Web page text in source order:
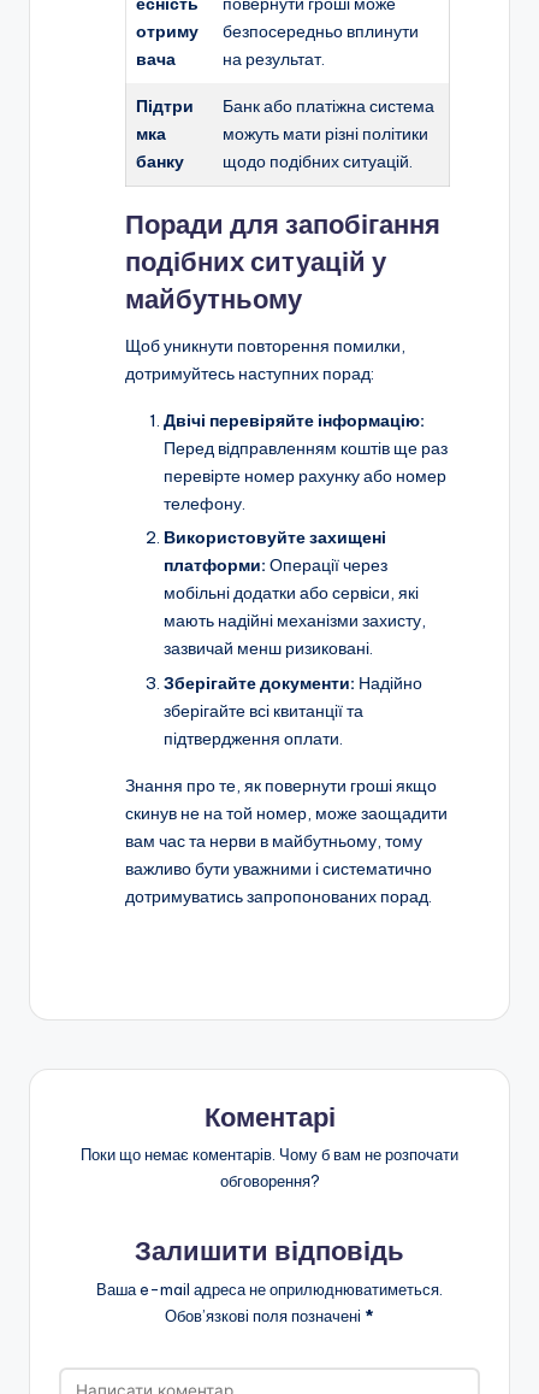
отриму
вача
безпосередньо вплинути
на результат.
Підтри
мка
банку
Банк або платіжна система
можуть мати різні політики
щодо подібних ситуацій.
Поради для запобігання
подібних ситуацій у
майбутньому
Щоб уникнути повторення помилки,
дотримуйтесь наступних порад:
Двічі перевіряйте інформацію:
Перед відправленням коштів ще раз
перевірте номер рахунку або номер
телефону.
Використовуйте захищені
платформи: Операції через
мобільні додатки або сервіси, які
мають надійні механізми захисту,
зазвичай менш ризиковані.
Зберігайте документи: Надійно
зберігайте всі квитанції та
підтвердження оплати.
Знання про те, як повернути гроші якщо
скинув не на той номер, може заощадити
вам час та нерви в майбутньому, тому
важливо бути уважними і систематично
дотримуватись запропонованих порад.
Коментарі
Поки що немає коментарів. Чому б вам не розпочати
обговорення?
Залишити відповідь
Ваша e-mail адреса не оприлюднюватиметься.
Обов’язкові поля позначені *